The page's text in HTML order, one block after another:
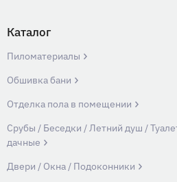
Каталог
Пиломатериалы
Обшивка бани
Отделка пола в помещении
Срубы / Беседки / Летний душ /
дачные
Двери / Окна / Подоконники